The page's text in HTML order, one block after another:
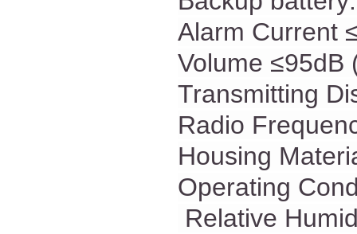
Alarm Current
Volume ≤95dB
Transmitting
Radio
Housing
Operating
Relative